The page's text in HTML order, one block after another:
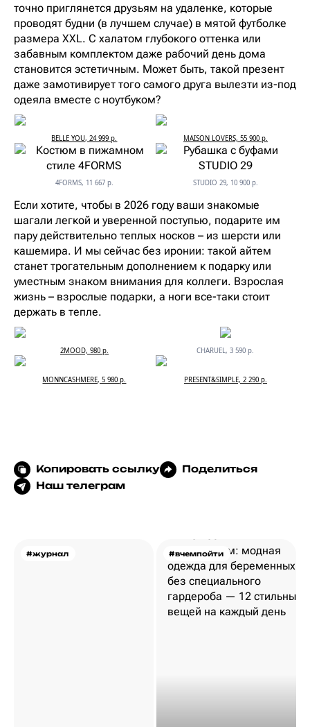
точно приглянется друзьям на удаленке, которые
проводят будни (в лучшем случае) в мятой футболке
размера XXL. С халатом глубокого оттенка или
забавным комплектом даже рабочий день дома
становится эстетичным. Может быть, такой презент
даже замотивирует того самого друга вылезти из-под
одеяла вместе с ноутбуком?
BELLE YOU, 24 999 р. MAISON LOVERS, 55 900 р.
4FORMS, 11 667 р. STUDIO 29, 10 900 р.
Если хотите, чтобы в 2026 году ваши знакомые
шагали легкой и уверенной поступью, подарите им
пару действительно теплых носков – из шерсти или
кашемира. И мы сейчас без иронии: такой айтем
станет трогательным дополнением к подарку или
уместным знаком внимания для коллеги. Взрослая
жизнь – взрослые подарки, а ноги все-таки стоит
держать в тепле.
2MOOD, 980 р. CHARUEL, 3 590 р.
MONNCASHMERE, 5 980 р. PRESENT&SIMPLE, 2 290 р.
Копировать ссылку
Поделиться
Наш телеграм
#журнал #вчемпойти